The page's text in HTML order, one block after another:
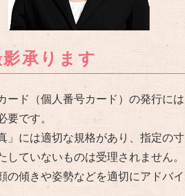
承ります
ード（個人番号カード）の発行には
要です。
」には適切な規格があり、指定の寸
していないものは受理されません。
の傾きや姿勢などを適切にアドバイ